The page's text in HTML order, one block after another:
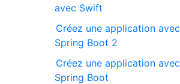
avec Swift
Créez une application avec
Spring Boot 2
Créez une application avec
Spring Boot